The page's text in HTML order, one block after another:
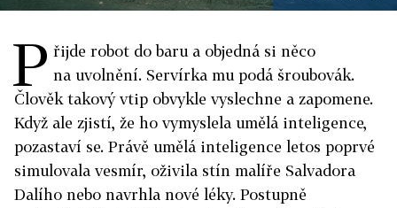
P řijde robot do baru a objedná si něco
na uvolnění. Servírka mu podá šroubovák.
Člověk takový vtip obvykle vyslechne a zapomene.
Když ale zjistí, že ho vymyslela umělá inteligence,
pozastaví se. Právě umělá inteligence letos poprvé
simulovala vesmír, oživila stín malíře Salvadora
Dalího nebo navrhla nové léky. Postupně